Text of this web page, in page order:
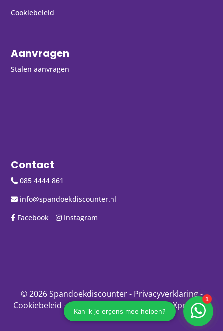
Cookiebeleid
Aanvragen
Stalen aanvragen
Contact
085 4444 861
info@spandoekdiscounter.nl
Facebook
Instagram
© 2026 Spandoekdiscounter- Privacyverklaring-
Cookiebeleid -Disclaimer - Gemaakt door:Xpressing